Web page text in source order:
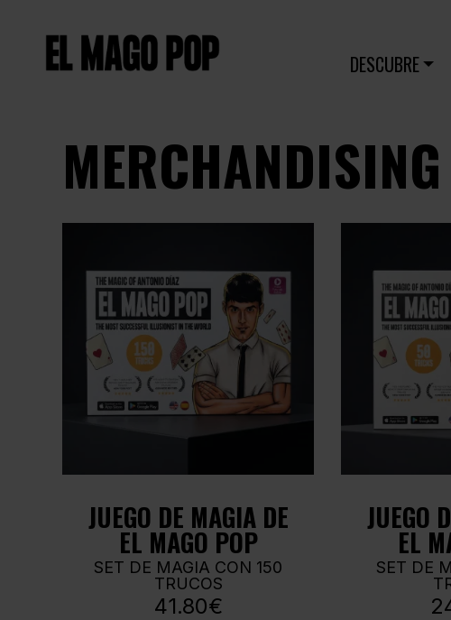
DESCUBRE
MERCHANDISING
JUEGO DE MAGIA DE
EL MAGO POP
SET DE MAGIA CON 150
TRUCOS
41.80€
JUEGO
EL
SET DE